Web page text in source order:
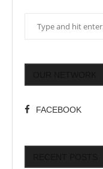
FACEBOOK